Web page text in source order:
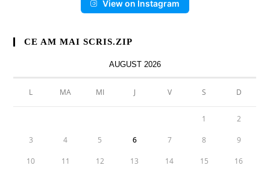
View on Instagram
CE AM MAI SCRIS.ZIP
AUGUST 2026
L MA MI J V S D
1 2
3 4 5 6 7 8 9
10 11 12 13 14 15 16